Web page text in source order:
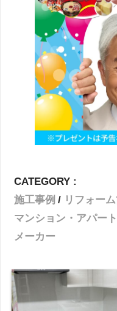
CATEGORY :
施工事例
リフォー
マンション・アパート
メーカー